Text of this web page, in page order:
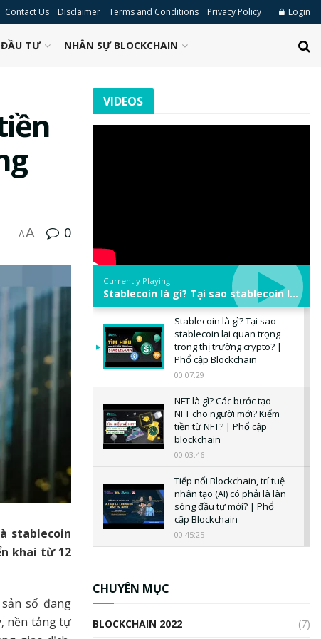
Contact Us Disclaimer Terms and Conditions Privacy Policy Login
ĐẦU TƯ NHÂN SỰ BLOCKCHAIN
AA 0
stablecoin
khai từ 12
số đang
nền tảng tự
VIDEOS
Currently Playing
Stablecoin là gì? Tại sao stablecoin lại quan trọng trong thị trường crypto? | Phổ cập Blockchain
Stablecoin là gì? Tại sao
stablecoin lại quan trọng
trong thị trường crypto? |
Phổ cập Blockchain
00:07:29
NFT là gì? Các bước tạo
NFT cho người mới? Kiếm
tiền từ NFT? | Phổ cập
blockchain
00:03:46
Tiếp nối Blockchain, trí tuệ
nhân tạo (AI) có phải là làn
sóng đầu tư mới? | Phổ
cập Blockchain
00:45:25
CHUYÊN MỤC
BLOCKCHAIN 2022 (7)